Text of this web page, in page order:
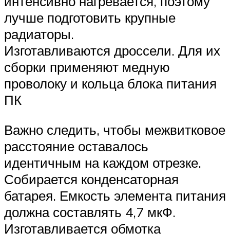
лучше подготовить крупные
радиаторы.
Изготавливаются дроссели. Для их
сборки применяют медную
проволоку и кольца блока питания
ПК
Важно следить, чтобы межвитковое
расстояние оставалось
идентичным на каждом отрезке.
Собирается конденсаторная
батарея. Емкость элемента питания
должна составлять 4,7 мкФ.
Изготавливается обмотка